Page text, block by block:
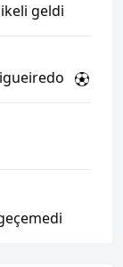
geldi